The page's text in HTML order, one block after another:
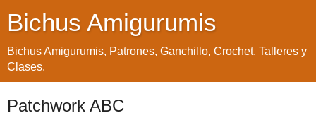
Bichus Amigurumis
Bichus Amigurumis, Patrones, Ganchillo, Crochet, Talleres y
Clases.
Patchwork ABC